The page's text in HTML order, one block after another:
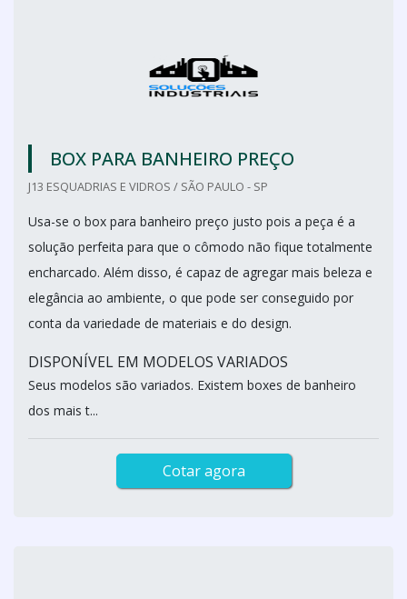
BOX PARA BANHEIRO PREÇO
J13 ESQUADRIAS E VIDROS / SÃO PAULO - SP
Usa-se o box para banheiro preço justo pois a peça é a
solução perfeita para que o cômodo não fique totalmente
encharcado. Além disso, é capaz de agregar mais beleza e
elegância ao ambiente, o que pode ser conseguido por
conta da variedade de materiais e do design.
DISPONÍVEL EM MODELOS VARIADOS
Seus modelos são variados. Existem boxes de banheiro
dos mais t...
Cotar agora